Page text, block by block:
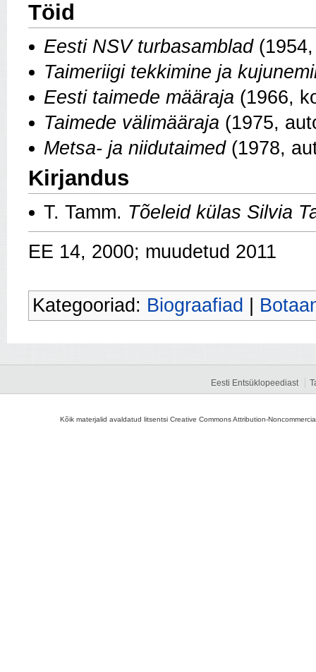
Töid
Eesti NSV turbasamblad
Taimeriigi tekkimine ja
Eesti taimede määraja (1966,
Taimede välimääraja (1975,
Metsa- ja niidutaimed (1978,
Kirjandus
T. Tamm. Tõeleid külas Silvia
EE 14, 2000; muudetud 2011
Kategooriad: Biograafiad
Eesti Entsüklopeediast
Kõik materjalid avaldatud litsentsi Creative Commons Attribution-